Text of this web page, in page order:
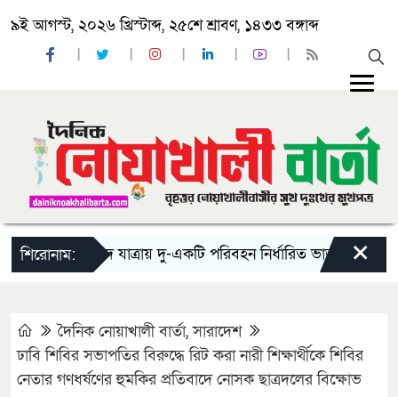
৯ই আগস্ট, ২০২৬ খ্রিস্টাব্দ, ২৫শে শ্রাবণ, ১৪৩৩ বঙ্গাব্দ
শিরোনাম:‘ঈদ যাত্রায় দু-একটি পরিবহন নির্ধারিত ভাড়ার চেয়েও কম
×
দৈনিক নোয়াখালী বার্তা,সারাদেশ
ঢাবি শিবির সভাপতির বিরুদ্ধে রিট করা নারী শিক্ষার্থীকে শিবির
নেতার গণধর্ষণের হুমকির প্রতিবাদে নোসক ছাত্রদলের বিক্ষোভ